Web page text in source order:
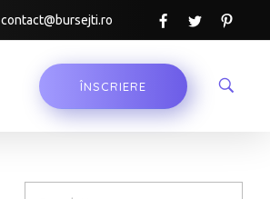
contact@bursejti.ro
ÎNSCRIERE